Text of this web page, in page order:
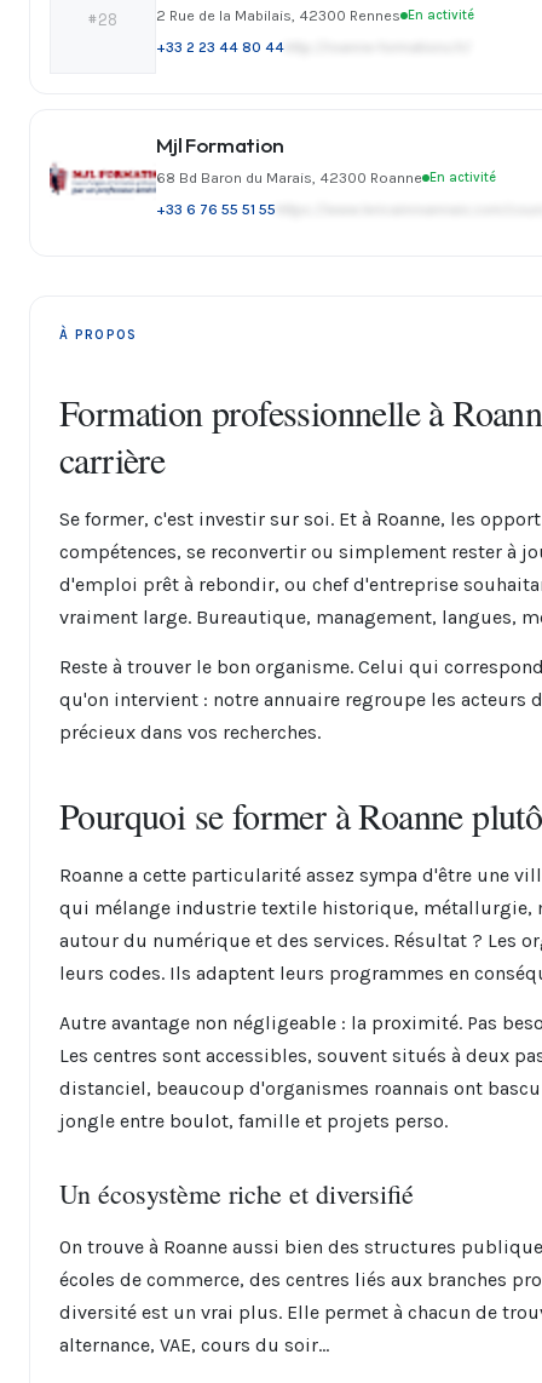
#28 2 Rue de la Mabilais, 42300 Rennes En activité
+33 2 23 44 80 44
Mjl Formation
68 Bd Baron du Marais, 42300 Roanne En activité
+33 6 76 55 51 55
À PROPOS
Formation professionnelle à
carrière
Se former, c'est investir sur soi. Et à Roanne, les
compétences, se reconvertir ou simplement rester à
d'emploi prêt à rebondir, ou chef d'entreprise
vraiment large. Bureautique, management, langues,
Reste à trouver le bon organisme. Celui qui
qu'on intervient : notre annuaire regroupe les acteurs
précieux dans vos recherches.
Pourquoi se former à Roanne
Roanne a cette particularité assez sympa d'être une
qui mélange industrie textile historique, métallurgie,
autour du numérique et des services. Résultat ? Les
leurs codes. Ils adaptent leurs programmes en
Autre avantage non négligeable : la proximité. Pas
Les centres sont accessibles, souvent situés à deux
distanciel, beaucoup d'organismes roannais ont
jongle entre boulot, famille et projets perso.
Un écosystème riche et diversifié
On trouve à Roanne aussi bien des structures
écoles de commerce, des centres liés aux branches
diversité est un vrai plus. Elle permet à chacun de
alternance, VAE, cours du soir...